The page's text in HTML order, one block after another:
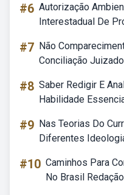
#6 Autorização
Interestadual De
#7 Não
Conciliação
#8 Saber Redigir E
Habilidade
#9 Nas Teorias Do
Diferentes
#10 Caminhos Para
No Brasil